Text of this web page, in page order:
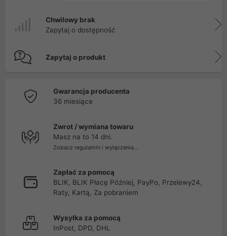
Chwilowy brak
Zapytaj o dostępność
Zapytaj o produkt
Gwarancja producenta
36 miesiące
Zwrot / wymiana towaru
Masz na to 14 dni.
Zobacz regulamin i wyłączenia...
Zapłać za pomocą
BLIK, BLIK Płacę Później, PayPo, Przelewy24,
Raty, Kartą, Za pobraniem
Wysyłka za pomocą
InPost, DPD, DHL